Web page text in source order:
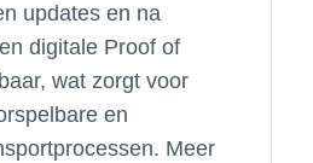
updates en na
digitale Proof of
wat zorgt voor
en
Meer